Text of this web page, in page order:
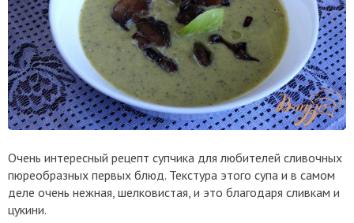
Очень интересный рецепт супчика для любителей сливочных
пюреобразных первых блюд. Текстура этого супа и в самом
деле очень нежная, шелковистая, и это благодаря сливкам и
цукини.